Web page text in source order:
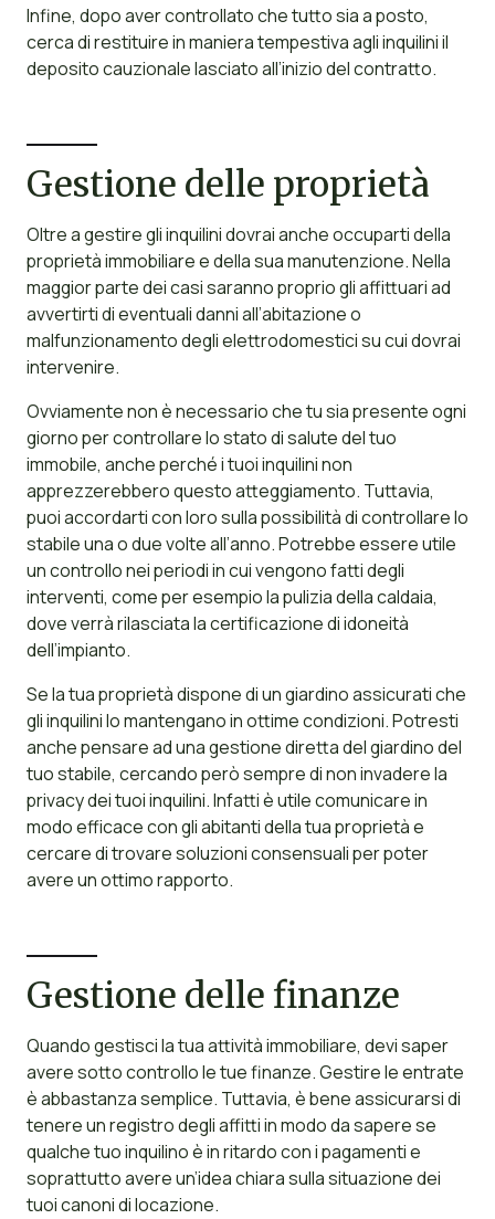
Infine, dopo aver controllato che tutto sia a posto,
cerca di restituire in maniera tempestiva agli inquilini il
deposito cauzionale lasciato all’inizio del contratto.
Gestione delle proprietà
Oltre a gestire gli inquilini dovrai anche occuparti della
proprietà immobiliare e della sua manutenzione. Nella
maggior parte dei casi saranno proprio gli affittuari ad
avvertirti di eventuali danni all’abitazione o
malfunzionamento degli elettrodomestici su cui dovrai
intervenire.
Ovviamente non è necessario che tu sia presente ogni
giorno per controllare lo stato di salute del tuo
immobile, anche perché i tuoi inquilini non
apprezzerebbero questo atteggiamento. Tuttavia,
puoi accordarti con loro sulla possibilità di controllare lo
stabile una o due volte all’anno. Potrebbe essere utile
un controllo nei periodi in cui vengono fatti degli
interventi, come per esempio la pulizia della caldaia,
dove verrà rilasciata la certificazione di idoneità
dell’impianto.
Se la tua proprietà dispone di un giardino assicurati che
gli inquilini lo mantengano in ottime condizioni. Potresti
anche pensare ad una gestione diretta del giardino del
tuo stabile, cercando però sempre di non invadere la
privacy dei tuoi inquilini. Infatti è utile comunicare in
modo efficace con gli abitanti della tua proprietà e
cercare di trovare soluzioni consensuali per poter
avere un ottimo rapporto.
Gestione delle finanze
Quando gestisci la tua attività immobiliare, devi saper
avere sotto controllo le tue finanze. Gestire le entrate
è abbastanza semplice. Tuttavia, è bene assicurarsi di
tenere un registro degli affitti in modo da sapere se
qualche tuo inquilino è in ritardo con i pagamenti e
soprattutto avere un’idea chiara sulla situazione dei
tuoi canoni di locazione.